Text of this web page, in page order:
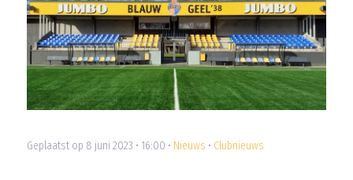
Geplaatst op 8 juni 2023 • 16:00 • Nieuws • Clubnieuws